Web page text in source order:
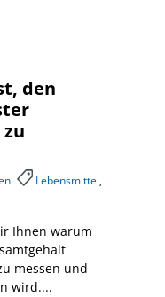
den
Lebensmittel,
Ihnen warum
messen und
wird....